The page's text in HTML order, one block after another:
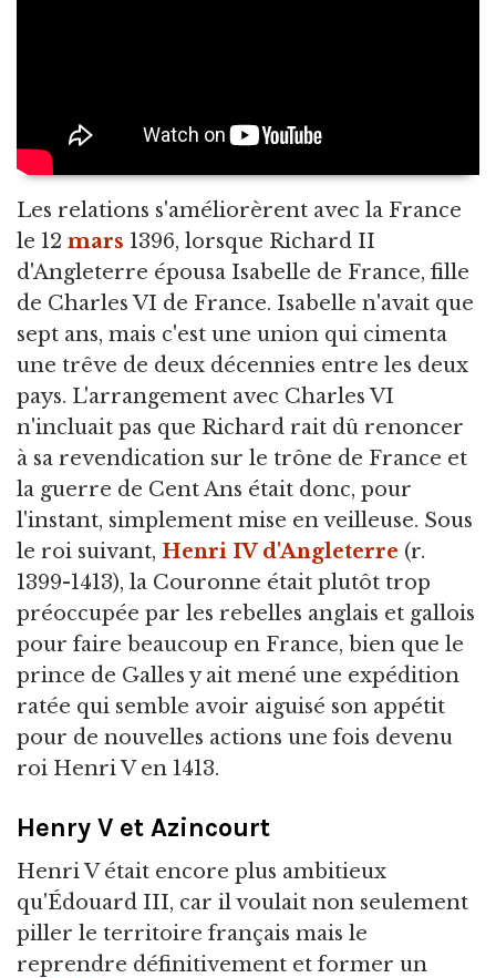
Les relations s'améliorèrent avec la France
le 12 mars 1396, lorsque Richard II
d'Angleterre épousa Isabelle de France, fille
de Charles VI de France. Isabelle n'avait que
sept ans, mais c'est une union qui cimenta
une trêve de deux décennies entre les deux
pays. L'arrangement avec Charles VI
n'incluait pas que Richard rait dû renoncer
à sa revendication sur le trône de France et
la guerre de Cent Ans était donc, pour
l'instant, simplement mise en veilleuse. Sous
le roi suivant, Henri IV d'Angleterre (r.
1399-1413), la Couronne était plutôt trop
préoccupée par les rebelles anglais et gallois
pour faire beaucoup en France, bien que le
prince de Galles y ait mené une expédition
ratée qui semble avoir aiguisé son appétit
pour de nouvelles actions une fois devenu
roi Henri V en 1413.
Henry V et Azincourt
Henri V était encore plus ambitieux
qu'Édouard III, car il voulait non seulement
piller le territoire français mais le
reprendre définitivement et former un